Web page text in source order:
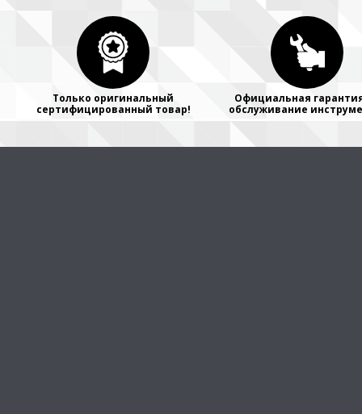
Только оригинальный
сертифицированный товар!
Официальная
обслуживание